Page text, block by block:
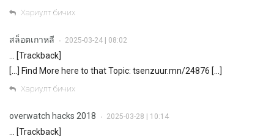
Хариулт бичих
สล็อตเกาหลี • 2025-03-24 | 08:02
… [Trackback]
[…] Find More here to that Topic: tsenzuur.mn/24876 […]
Хариулт бичих
overwatch hacks 2018 • 2025-03-28 | 10:14
… [Trackback]